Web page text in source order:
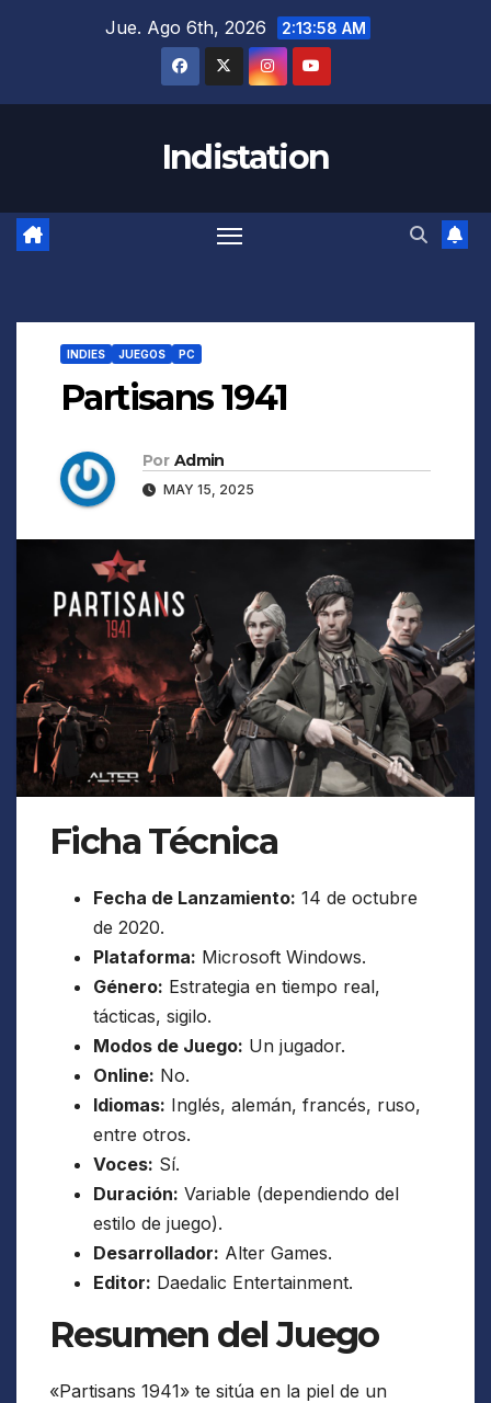
Jue. Ago 6th, 2026 2:13:59 AM
Indistation
INDIES JUEGOS PC
Partisans 1941
Por Admin
MAY 15, 2025
Ficha Técnica
Fecha de Lanzamiento: 14 de octubre
de 2020.
Plataforma: Microsoft Windows.
Género: Estrategia en tiempo real,
tácticas, sigilo.
Modos de Juego: Un jugador.
Online: No.
Idiomas: Inglés, alemán, francés, ruso,
entre otros.
Voces: Sí.
Duración: Variable (dependiendo del
estilo de juego).
Desarrollador: Alter Games.
Editor: Daedalic Entertainment.
Resumen del Juego
«Partisans 1941» te sitúa en la piel de un